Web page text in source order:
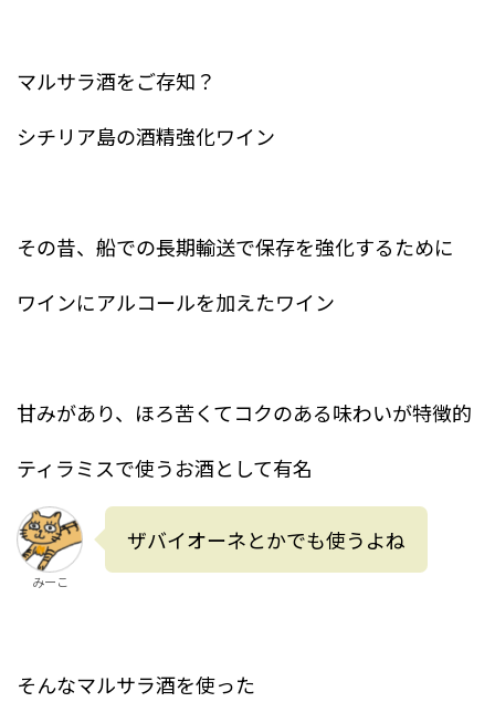
マルサラ酒をご存知？
シチリア島の酒精強化ワイン
その昔、船での長期輸送で保存を強化するために
ワインにアルコールを加えたワイン
甘みがあり、ほろ苦くてコクのある味わいが特徴的
ティラミスで使うお酒として有名
みーこ
ザバイオーネとかでも使うよね
そんなマルサラ酒を使った